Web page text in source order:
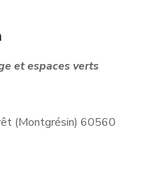
et espaces verts
(Montgrésin) 60560